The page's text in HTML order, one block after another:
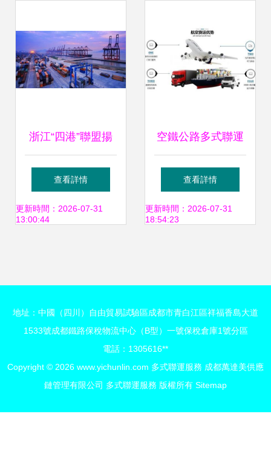
浙江“四港”聯盟揚
帆起航 傳化智聯攜
手寧波舟山港，以
查看詳情
更新時間：2026-07-31
13:00:44
空鐵公路多式聯運
構建高效、綠色、
無縫銜接的現代物
查看詳情
更新時間：2026-07-31
18:54:23
地址：中國（四川）自由貿易試驗區成都市青白江區祥福香島大道
1533號成都鐵路保稅物流中心（B型）一號保稅倉庫1號分區
電話：1305616**
Copyright © 2026 www.yichunlin.com 多式聯運服務 成都萬達美供應
鏈管理有限公司 多式聯運服務 版權所有 Sitemap